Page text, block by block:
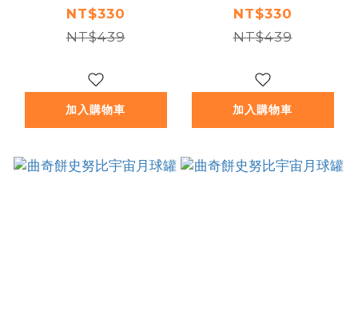
NT$330
NT$439
加入購物車
NT$330
NT$439
加入購物車